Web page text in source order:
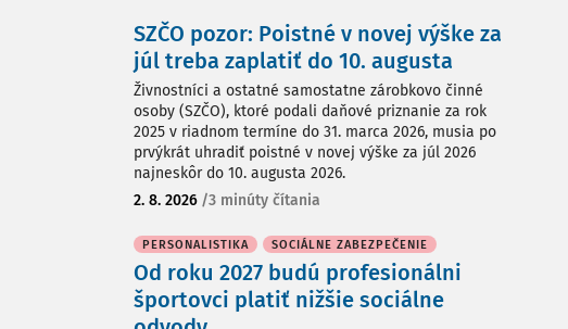
SZČO pozor: Poistné v novej výške za
júl treba zaplatiť do 10. augusta
Živnostníci a ostatné samostatne zárobkovo činné
osoby (SZČO), ktoré podali daňové priznanie za rok
2025 v riadnom termíne do 31. marca 2026, musia po
prvýkrát uhradiť poistné v novej výške za júl 2026
najneskôr do 10. augusta 2026.
2. 8. 2026 /3 minúty čítania
PERSONALISTIKA SOCIÁLNE ZABEZPEČENIE
Od roku 2027 budú profesionálni
športovci platiť nižšie sociálne